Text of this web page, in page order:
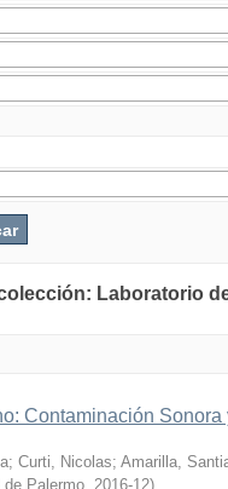
Laboratorio
Contaminación
; Curti, Nicolas; Amarilla,
de Palermo 2016-12)